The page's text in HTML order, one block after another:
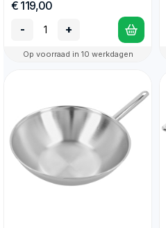
€ 119,00
-
+
Op voorraad in 10 werkdagen